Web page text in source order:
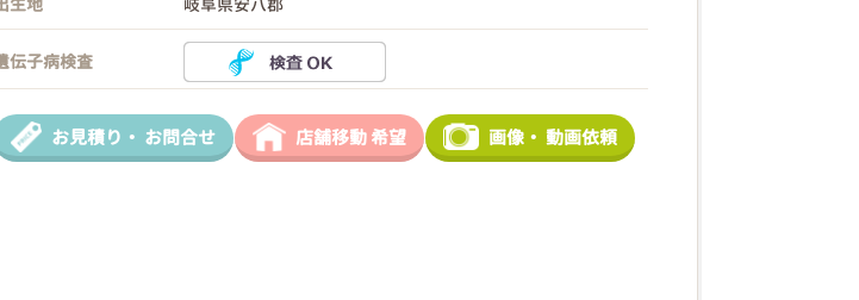
伝子病検査
お見積り・ お問合せ 店舗移動希望 画像・ 動画依頼